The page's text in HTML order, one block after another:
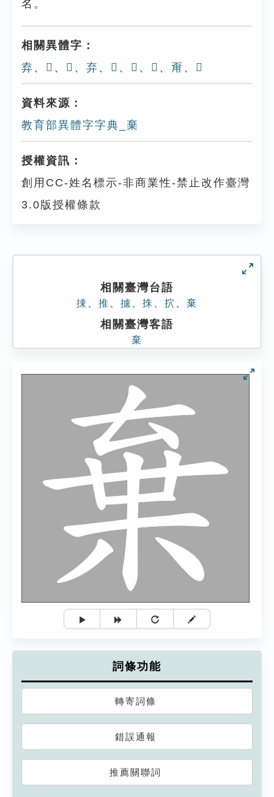
名。
相關異體字：
弆 、 𠆉 、 𠔚 、 弃 、 𢍞 、 𨓋 、 𠬇 、 甭 、 𣓪
資料來源：
教育部異體字字典_棄
授權資訊：
創用CC-姓名標示-非商業性-禁止改作臺灣
3.0版授權條款
相關臺灣台語
捒 推 攄 㧣 㧒 棄
相關臺灣客語
棄
詞條功能
轉寄詞條
錯誤通報
推薦關聯詞